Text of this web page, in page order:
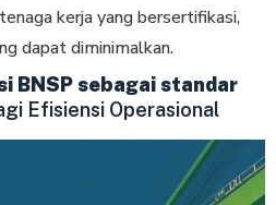
kerja yang bersertifikasi,
dapat diminimalkan.
BNSP sebagai standar
Efisiensi Operasional